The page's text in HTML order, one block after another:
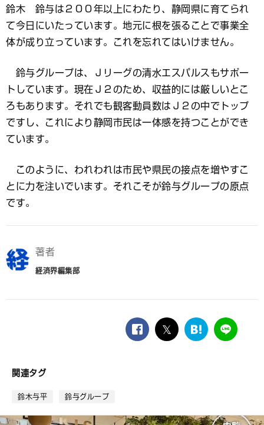
鈴木 鈴与は２００年以上にわたり、静岡県に育てられ
て今日にいたっています。地元に根を張ることで事業全
体が成り立っています。これを忘れてはいけません。
鈴与グループは、Ｊリーグの清水エスパルスもサポー
トしています。現在Ｊ２のため、収益的には厳しいとこ
ろもあります。それでも観客動員数はＪ２の中でトップ
ですし、これにより静岡市民は一体感を持つことができ
ています。
このように、われわれは市民や県民の接点を増やすこ
とに力を注いでいます。それこそが鈴与グループの原点
です。
著者
経済界編集部
facebook
twitter
は
ー
LINE
関連タグ
鈴木与平 鈴与グループ